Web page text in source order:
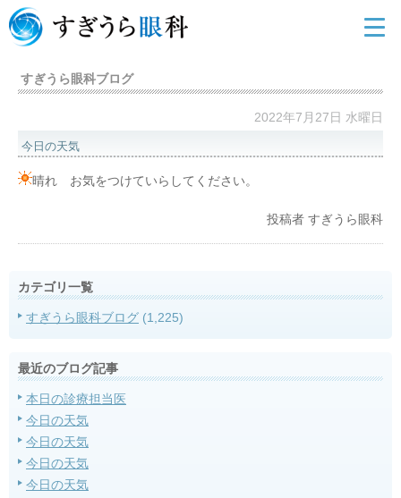
すぎうら眼科ブログ
2022年7月27日 水曜日
今日の天気
晴れ お気をつけていらしてください。
投稿者 すぎうら眼科
カテゴリ一覧
すぎうら眼科ブログ (1,225)
最近のブログ記事
本日の診療担当医
今日の天気
今日の天気
今日の天気
今日の天気